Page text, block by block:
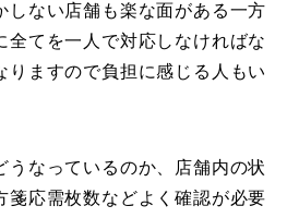
しない店舗も楽な面がある一方
全てを一人で対応しなければな
りますので負担に感じる人もい
うなっているのか、店舗内の状
箋応需枚数などよく確認が必要